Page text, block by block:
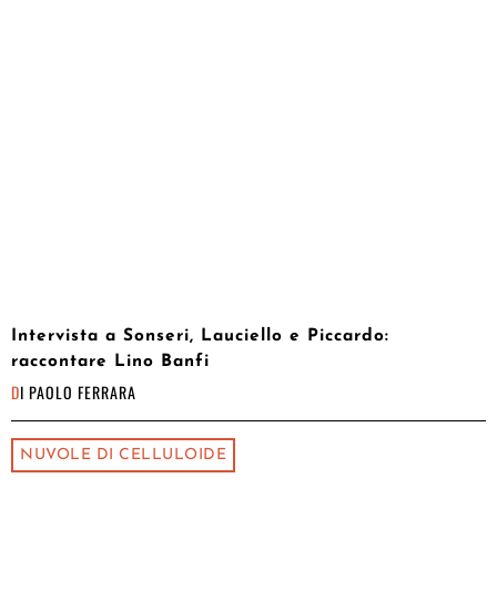
Intervista a Sonseri, Lauciello e Piccardo:
raccontare Lino Banfi
DI PAOLO FERRARA
NUVOLE DI CELLULOIDE